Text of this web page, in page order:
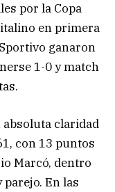
por la Copa
en primera
ganaron
1-0 y match
absoluta claridad
con 13 puntos
Marcó, dentro
En las